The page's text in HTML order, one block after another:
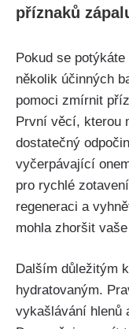
příznaků
Pokud se
⁤několik ⁢účinných
pomoci ⁢zmírnit
‌První věcí,⁤ kterou
dostatečný⁢
vyčerpávající
pro ‌rychlé
regeneraci a
mohla zhoršit
Dalším důležitým
hydratovaným.
vykašlávání hlenů